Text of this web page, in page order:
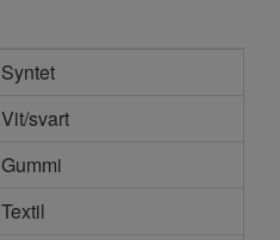
Syntet
Vit/svart
Gummi
Textil